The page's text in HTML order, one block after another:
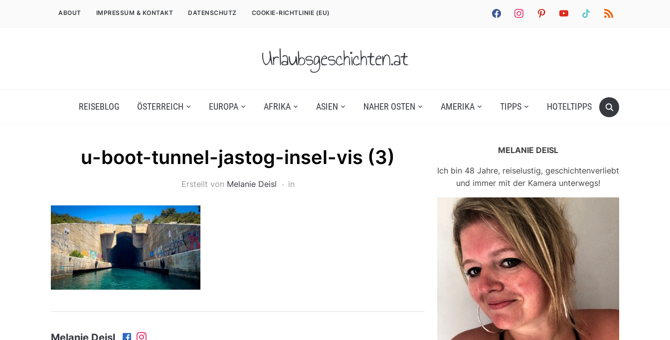
facebookinstagrampinterestyoutube tiktok rss
ABOUT IMPRESSUM & KONTAKT DATENSCHUTZ COOKIE-RICHTLINIE (EU)
Urlaubsgeschichten.at
REISEBLOG ÖSTERREICH EUROPA AFRIKA ASIEN NAHER OSTEN AMERIKA TIPPS HOTELTIPPS
u-boot-tunnel-jastog-insel-vis (3)
Erstellt von Melanie Deisl in
Melanie Deisl
MELANIE DEISL
Ich bin 48 Jahre, reiselustig, geschichtenverliebt
und immer mit der Kamera unterwegs!